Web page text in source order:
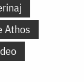
Athos